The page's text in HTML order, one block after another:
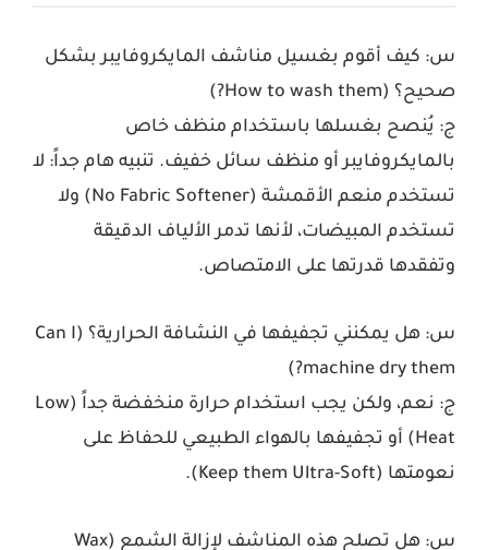
س: كيف أقوم بغسيل مناشف المايكروفايبر بشكل
صحيح؟ (How to wash them?)
ج: يُنصح بغسلها باستخدام منظف خاص
بالمايكروفايبر أو منظف سائل خفيف. تنبيه هام جداً: لا
تستخدم منعم الأقمشة (No Fabric Softener) ولا
تستخدم المبيضات، لأنها تدمر الألياف الدقيقة
وتفقدها قدرتها على الامتصاص.
س: هل يمكنني تجفيفها في النشافة الحرارية؟ (Can I
machine dry them?)
ج: نعم، ولكن يجب استخدام حرارة منخفضة جداً (Low
Heat) أو تجفيفها بالهواء الطبيعي للحفاظ على
نعومتها (Keep them Ultra-Soft).
س: هل تصلح هذه المناشف لإزالة الشمع (Wax